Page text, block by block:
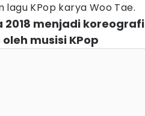
lagu KPop karya Woo Tae.
2018 menjadi koreografi
musisi KPop